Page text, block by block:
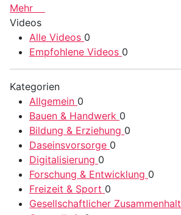
Mehr
Videos
Alle Videos 0
Empfohlene Videos 0
Kategorien
Allgemein 0
Bauen & Handwerk 0
Bildung & Erziehung 0
Daseinsvorsorge 0
Digitalisierung 0
Forschung & Entwicklung 0
Freizeit & Sport 0
Gesellschaftlicher Zusammenhalt